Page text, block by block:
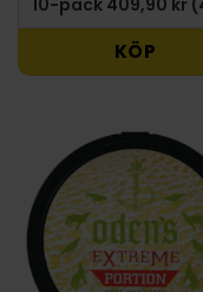
KÖP